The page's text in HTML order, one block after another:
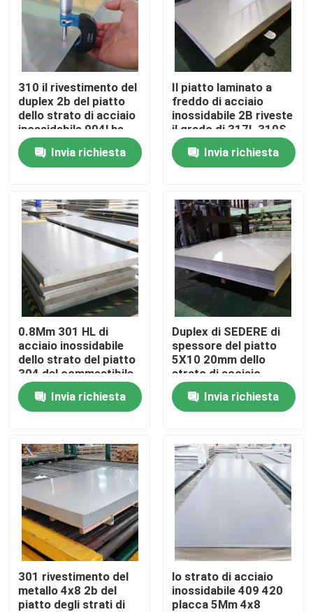
Casa.
Video
Su di noi
Visita alla fabbrica
Contattaci
Chiedi un preventivo
Bobina di acciaio inossidabile
striscia di acciaio inossidabile
310 il rivestimento del
duplex 2b del piatto
dello strato di acciaio
inossidabile 904l ha
laminato a freddo
0.2MmInvia richiesta
Il piatto laminato a
freddo di acciaio
inossidabile 2B riveste
il grado di 317L 310S
431
Invia richiesta
0.8Mm 301 HL di
acciaio inossidabile
dello strato del piatto
304 del commestibile
304L 316
Invia richiesta
Duplex di SEDERE di
spessore del piatto
5X10 20mm dello
strato di acciaio
inossidabile di Sus304
321h Invia richiesta
301 rivestimento del
metallo 4x8 2b del
piatto degli strati di
lo strato di acciaio
inossidabile 409 420
placca 5Mm 4x8